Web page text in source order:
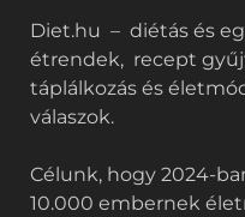
Diet.hu – diétás és
étrendek, recept
táplálkozás és
válaszok.
Célunk, hogy 2024-
10.000 embernek